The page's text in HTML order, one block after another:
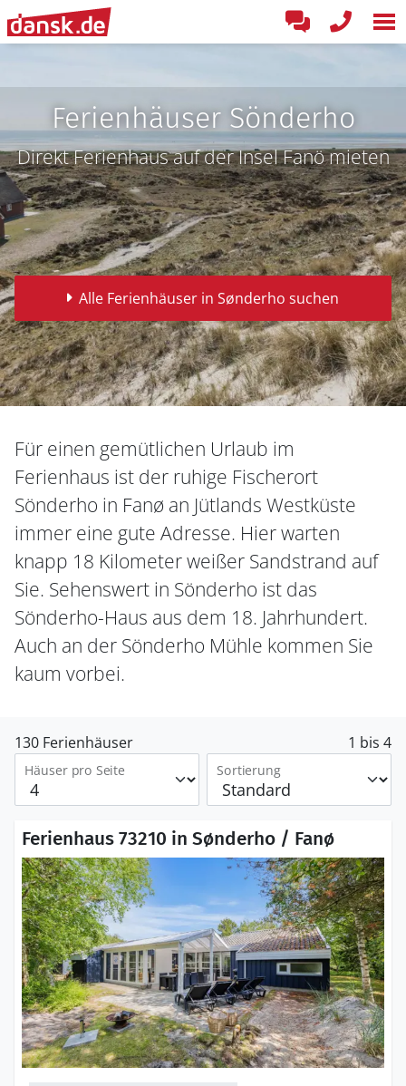
Ferienhäuser Sönderho
Direkt Ferienhaus auf der Insel Fanö mieten
Alle Ferienhäuser in Sønderho suchen
Für einen gemütlichen Urlaub im
Ferienhaus ist der ruhige Fischerort
Sönderho in Fanø an Jütlands Westküste
immer eine gute Adresse. Hier warten
knapp 18 Kilometer weißer Sandstrand auf
Sie. Sehenswert in Sönderho ist das
Sönderho-Haus aus dem 18. Jahrhundert.
Auch an der Sönderho Mühle kommen Sie
kaum vorbei.
130 Ferienhäuser 1 bis 4
Häuser pro Seite Sortierung
Ferienhaus 73210 in Sønderho / Fanø